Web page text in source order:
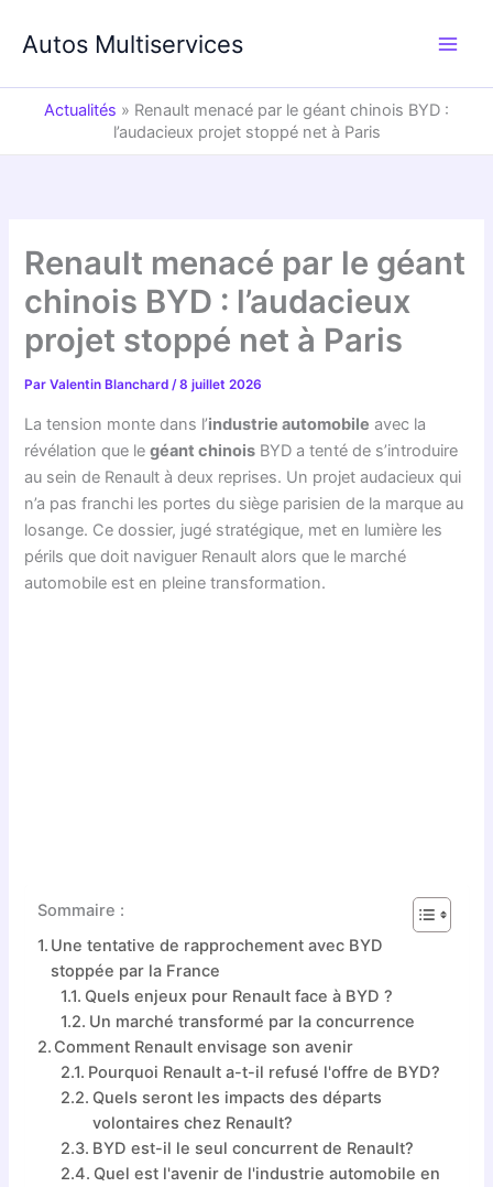
Autos Multiservices
Actualités » Renault menacé par le géant chinois BYD :
l’audacieux projet stoppé net à Paris
Renault menacé par le géant
chinois BYD : l’audacieux
projet stoppé net à Paris
ParValentin Blanchard/8 juillet 2026
La tension monte dans l’industrie automobile avec la
révélation que legéant chinois BYD a tenté de s’introduire
au sein de Renault à deux reprises. Un projet audacieux qui
n’a pas franchi les portes du siège parisien de la marque au
losange. Ce dossier, jugé stratégique, met en lumière les
périls que doit naviguer Renault alors que le marché
automobile est en pleine transformation.
Sommaire :
Une tentative de rapprochement avec BYD
stoppée par la France
Quels enjeux pour Renault face à BYD ?
Un marché transformé par la concurrence
Comment Renault envisage son avenir
Pourquoi Renault a-t-il refusé l'offre de BYD?
Quels seront les impacts des départs
volontaires chez Renault?
BYD est-il le seul concurrent de Renault?
Quel est l'avenir de l'industrie automobile en